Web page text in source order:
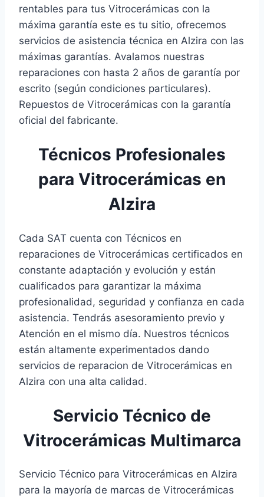
rentables para tus Vitrocerámicas con la
máxima garantía este es tu sitio, ofrecemos
servicios de asistencia técnica en Alzira con las
máximas garantías. Avalamos nuestras
reparaciones con hasta 2 años de garantía por
escrito (según condiciones particulares).
Repuestos de Vitrocerámicas con la garantía
oficial del fabricante.
Técnicos Profesionales
para Vitrocerámicas en
Alzira
Cada SAT cuenta con Técnicos en
reparaciones de Vitrocerámicas certificados en
constante adaptación y evolución y están
cualificados para garantizar la máxima
profesionalidad, seguridad y confianza en cada
asistencia. Tendrás asesoramiento previo y
Atención en el mismo día. Nuestros técnicos
están altamente experimentados dando
servicios de reparacion de Vitrocerámicas en
Alzira con una alta calidad.
Servicio Técnico de
Vitrocerámicas Multimarca
Servicio Técnico para Vitrocerámicas en Alzira
para la mayoría de marcas de Vitrocerámicas